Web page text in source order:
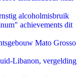
alcoholmisbruik
achievements dit
Mato Grosso
Libanon, vergelding